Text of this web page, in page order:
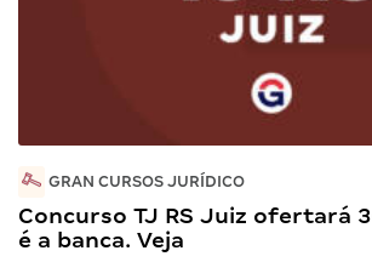
GRAN CURSOS JURÍDICO
Concurso TJ RS Juiz ofertará
é a banca. Veja